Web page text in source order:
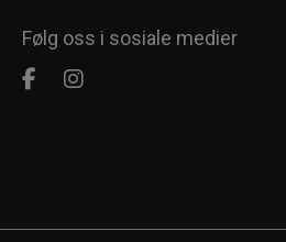
Følg oss i sosiale medier